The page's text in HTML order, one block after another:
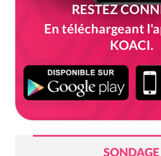
RESTEZ
En téléchargeant
KOACI.
SONDAGE